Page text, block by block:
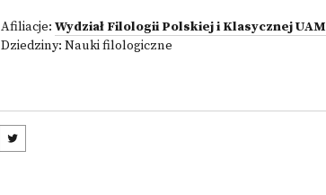
Afiliacje: Wydział Filologii Polskiej i Klasycznej UAM
Dziedziny: Nauki filologiczne